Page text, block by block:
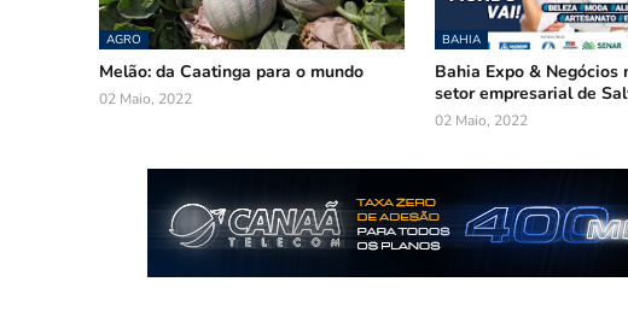
AGRO
Melão: da Caatinga para o mundo
02 Maio, 2022
BAHIA
Bahia Expo & Negócios
setor empresarial de
02 Maio, 2022